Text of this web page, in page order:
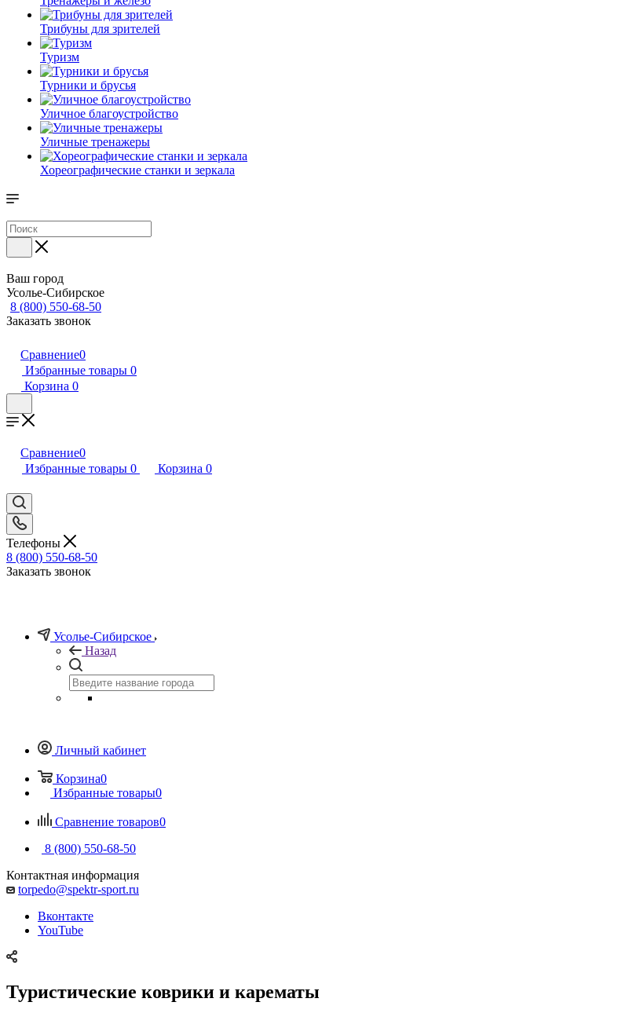
Трибуны для зрителей
Туризм
Турники и брусья
Уличное благоустройство
Уличные тренажеры
Хореографические станки и зеркала
Ваш город
Усолье-Сибирское
8 (800) 550-68-50
Заказать звонок
Сравнение0
Избранные товары 0
Корзина 0
Сравнение0
Избранные товары 0 Корзина 0
Телефоны
8 (800) 550-68-50
Заказать звонок
Усолье-Сибирское
Назад
Личный кабинет
Корзина0
Избранные товары0
Сравнение товаров0
8 (800) 550-68-50
Контактная информация
torpedo@spektr-sport.ru
Вконтакте
YouTube
Туристические коврики и карематы